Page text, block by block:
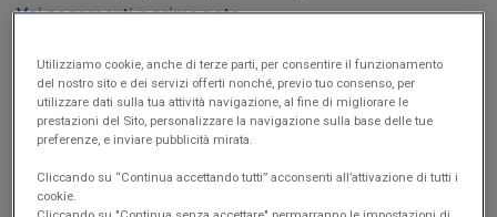
Vai pagamenti e prima nota
Importare da altri software
Importare da vecchie versioni Easyfatt
Come attivare la licenza
Uso in rete di Easyfatt
Uso su Mac, Linux e mobile
Registratori di cassa
Utilizziamo cookie, anche di terze parti, per consentire il funzionamento
del nostro sito e dei servizi offerti nonché, previo tuo consenso, per
utilizzare dati sulla tua attività navigazione, al fine di migliorare le
prestazioni del Sito, personalizzare la navigazione sulla base delle tue
preferenze, e inviare pubblicità mirata.
Cliccando su “Continua accettando tutti” acconsenti all’attivazione di tutti i
cookie.